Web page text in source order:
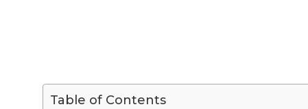
Table of Contents